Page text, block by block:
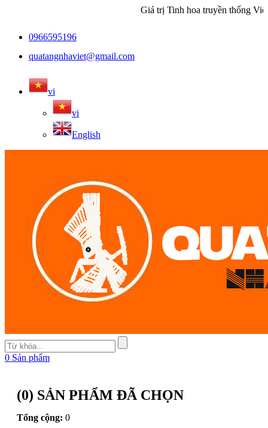
Giá trị Tinh hoa truyền thống Việt
0966595196
quatangnhaviet@gmail.com
vi
vi
English
0 Sản phẩm
(0) SẢN PHẨM ĐÃ CHỌN
Tổng cộng: 0